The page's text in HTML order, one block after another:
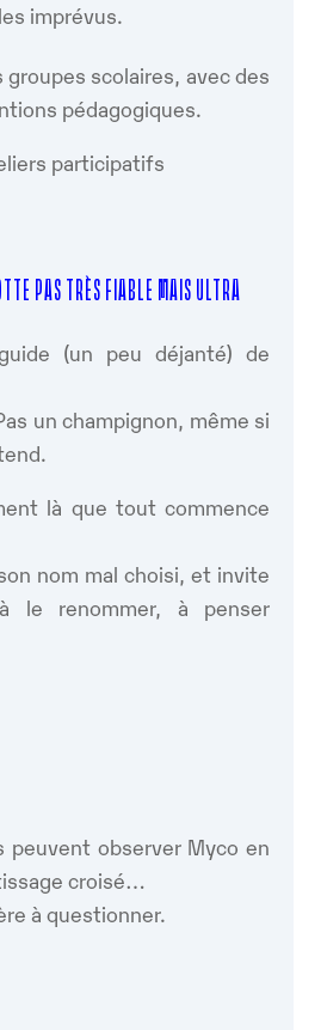
imprévus.
scolaires, avec des
pédagogiques.
participatifs
PAS TRÈS FIABLE MAIS ULTRA
(un peu déjanté) de
un champignon, même si
là que tout commence
nom mal choisi, et invite
le renommer, à penser
peuvent observer Myco en
croisé…
à questionner.